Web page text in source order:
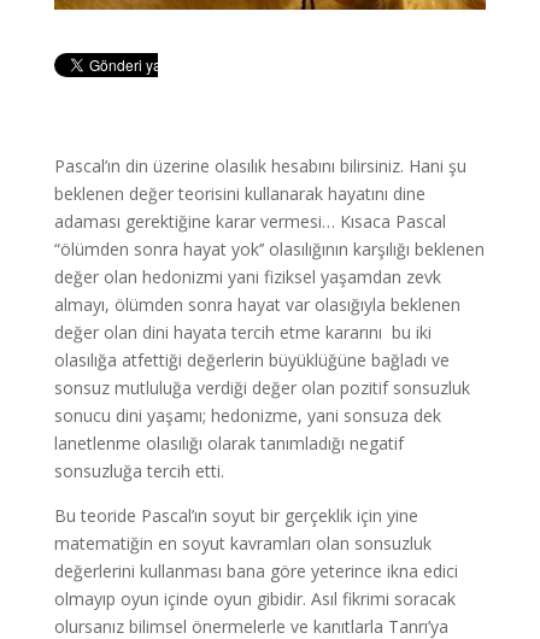
Pascal’ın din üzerine olasılık hesabını bilirsiniz. Hani şu
beklenen değer teorisini kullanarak hayatını dine
adaması gerektiğine karar vermesi… Kısaca Pascal
“ölümden sonra hayat yok’’ olasılığının karşılığı beklenen
değer olan hedonizmi yani fiziksel yaşamdan zevk
almayı, ölümden sonra hayat var olasığıyla beklenen
değer olan dini hayata tercih etme kararını bu iki
olasılığa atfettiği değerlerin büyüklüğüne bağladı ve
sonsuz mutluluğa verdiği değer olan pozitif sonsuzluk
sonucu dini yaşamı; hedonizme, yani sonsuza dek
lanetlenme olasılığı olarak tanımladığı negatif
sonsuzluğa tercih etti.
Bu teoride Pascal’ın soyut bir gerçeklik için yine
matematiğin en soyut kavramları olan sonsuzluk
değerlerini kullanması bana göre yeterince ikna edici
olmayıp oyun içinde oyun gibidir. Asıl fikrimi soracak
olursanız bilimsel önermelerle ve kanıtlarla Tanrı’ya